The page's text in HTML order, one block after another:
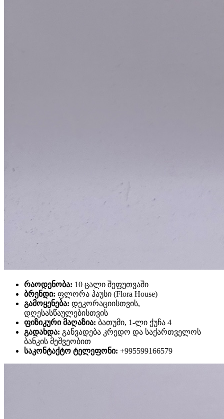
რაოდენობა: 10 ცალი შეფუთვაში
ბრენდი: ფლორა ჰაუსი (Flora House)
გამოყენება: დეკორაციისთვის,
დღესასწაულებისთვის
ფიზიკური მაღაზია: ბათუმი, 1-ლი ქუჩა 4
გადახდა: განვადება კრედო და საქართველოს
ბანკის მეშვეობით
საკონტაქტო ტელეფონი: +995599166579